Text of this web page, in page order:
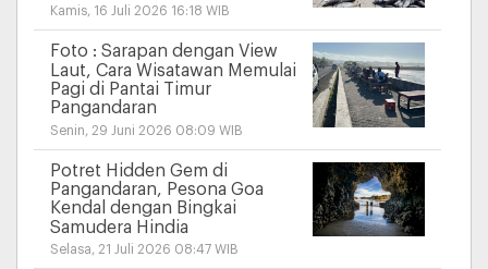
Kamis, 16 Juli 2026 16:18 WIB
Foto : Sarapan dengan View
Laut, Cara Wisatawan Memulai
Pagi di Pantai Timur
Pangandaran
Senin, 29 Juni 2026 08:09 WIB
Potret Hidden Gem di
Pangandaran, Pesona Goa
Kendal dengan Bingkai
Samudera Hindia
Selasa, 21 Juli 2026 08:47 WIB